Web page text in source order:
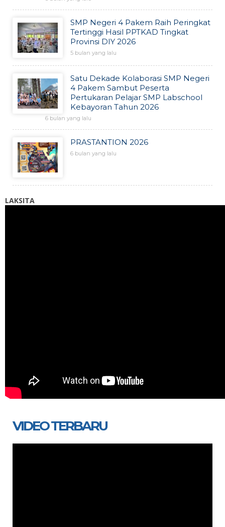
SMP Negeri 4 Pakem Raih Peringkat
Tertinggi Hasil PPTKAD Tingkat
Provinsi DIY 2026
5 bulan yang lalu
Satu Dekade Kolaborasi SMP Negeri
4 Pakem Sambut Peserta
Pertukaran Pelajar SMP Labschool
Kebayoran Tahun 2026
6 bulan yang lalu
PRASTANTION 2026
6 bulan yang lalu
LAKSITA
VIDEO TERBARU